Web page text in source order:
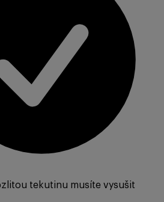
tekutinu musíte vysušit